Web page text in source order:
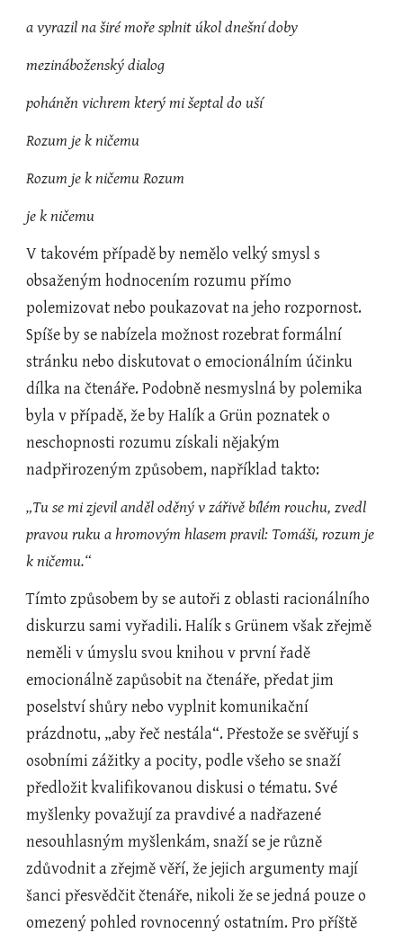
a vyrazil na širé moře splnit úkol dnešní doby
mezináboženský dialog
poháněn vichrem který mi šeptal do uší
Rozum je k ničemu
Rozum je k ničemu Rozum
je k ničemu
V takovém případě by nemělo velký smysl s
obsaženým hodnocením rozumu přímo
polemizovat nebo poukazovat na jeho rozpornost.
Spíše by se nabízela možnost rozebrat formální
stránku nebo diskutovat o emocionálním účinku
dílka na čtenáře. Podobně nesmyslná by polemika
byla v případě, že by Halík a Grün poznatek o
neschopnosti rozumu získali nějakým
nadpřirozeným způsobem, například takto:
„Tu se mi zjevil anděl oděný v zářivě bílém rouchu, zvedl
pravou ruku a hromovým hlasem pravil: Tomáši, rozum je
k ničemu.“
Tímto způsobem by se autoři z oblasti racionálního
diskurzu sami vyřadili. Halík s Grünem však zřejmě
neměli v úmyslu svou knihou v první řadě
emocionálně zapůsobit na čtenáře, předat jim
poselství shůry nebo vyplnit komunikační
prázdnotu, „aby řeč nestála“. Přestože se svěřují s
osobními zážitky a pocity, podle všeho se snaží
předložit kvalifikovanou diskusi o tématu. Své
myšlenky považují za pravdivé a nadřazené
nesouhlasným myšlenkám, snaží se je různě
zdůvodnit a zřejmě věří, že jejich argumenty mají
šanci přesvědčit čtenáře, nikoli že se jedná pouze o
omezený pohled rovnocenný ostatním. Pro příště